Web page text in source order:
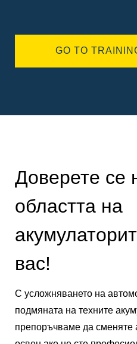
GO TO
Доверете се
областта на
вас!
С усложняването на
подмяната на техните
препоръчваме да сменяте